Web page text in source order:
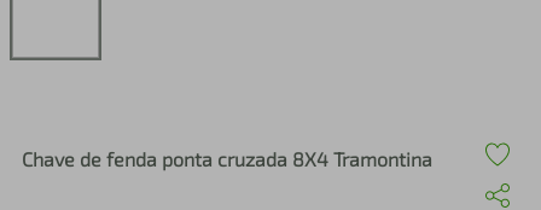
Chave de fenda ponta cruzada 8X4 Tramontina